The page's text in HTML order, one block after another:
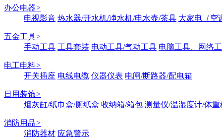
办公电器>
电视影音 热水器/开水机/净水机/电水壶/茶具 大家电（空
五金工具>
手动工具 工具套装 电动工具/气动工具 电脑工具、网络
电工电料>
开关插座 电线电缆 仪器仪表 电闸/断路器/配电箱
日用装饰>
烟灰缸/纸巾盒/厕纸盒 收纳箱/箱包 测量仪/温湿度计/体重
消防用品>
消防器材 应急警示